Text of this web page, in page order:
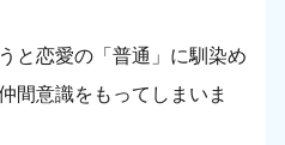
と恋愛の「普通」に馴染め
間意識をもってしまいま